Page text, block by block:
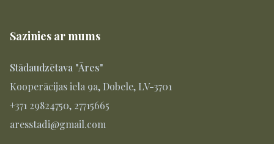
Sazinies ar mums
Stādaudzētava "Āres"
Kooperācijas iela 9a, Dobele, LV-3701
+371 29824750, 27715665
aresstadi@gmail.com